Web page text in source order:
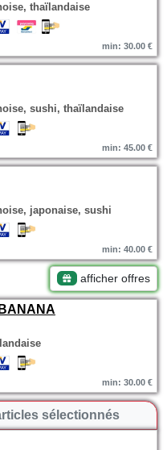
thaïlandaise
min: 30.00 €
sushi, thaïlandaise
min: 45.00 €
japonaise, sushi
min: 40.00 €
afficher offres
min: 30.00 €
sélectionnés